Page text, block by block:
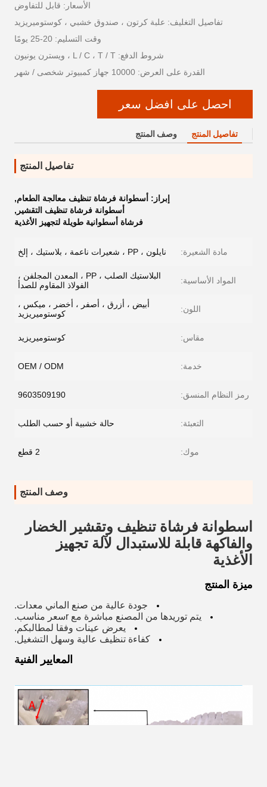
الأسعار: قابل للتفاوض
تفاصيل التغليف: علبة كرتون ، صندوق خشبي ، كوستوميريزيد
وقت التسليم: 20-25 يومًا
شروط الدفع: L / C ، T / T ، ويسترن يونيون
القدرة على العرض: 10000 جهاز كمبيوتر شخصى / شهر
احصل على افضل سعر
تفاصيل المنتج وصف المنتج
تفاصيل المنتج
إبراز: أسطوانة فرشاة تنظيف معالجة الطعام,
أسطوانة فرشاة تنظيف التقشير ,
فرشاة أسطوانية طويلة لتجهيز الأغذية
مادة الشعيرة: نايلون ، PP ، شعيرات ناعمة ، بلاستيك ، إلخ
المواد الأساسية:
البلاستيك الصلب ، PP ، المعدن المجلفن ،
الفولاذ المقاوم للصدأ
اللون:
أبيض ، أزرق ، أصفر ، أخضر ، ميكس ،
كوستوميريزيد
مقاس: كوستوميريزيد
خدمة: OEM / ODM
رمز النظام المنسق: 9603509190
التعبئة: حالة خشبية أو حسب الطلب
موك: 2 قطع
وصف المنتج
اسطوانة فرشاة تنظيف وتقشير الخضار
والفاكهة قابلة للاستبدال لآلة تجهيز
الأغذية
ميزة المنتج
جودة عالية من صنع الماني معدات.
يتم توريدها من المصنع مباشرة مع r
سعر مناسب.
يعرض عينات وفقا لمطالبكم.
كفاءة تنظيف عالية وسهل التشغيل.
المعايير الفنية